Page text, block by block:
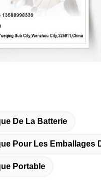
De La Batterie
Pour Les Emballages
Portable